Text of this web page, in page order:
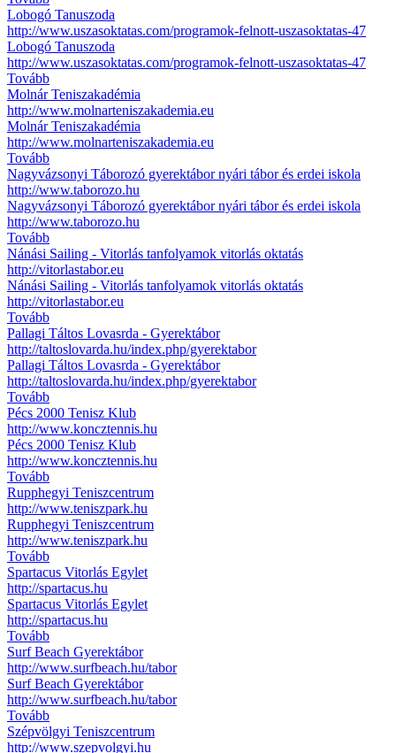
Lobogó Tanuszoda
http://www.uszasoktatas.com/programok-felnott-uszasoktatas-47
Lobogó Tanuszoda
http://www.uszasoktatas.com/programok-felnott-uszasoktatas-47
Tovább
Molnár Teniszakadémia
http://www.molnarteniszakademia.eu
Molnár Teniszakadémia
http://www.molnarteniszakademia.eu
Tovább
Nagyvázsonyi Táborozó gyerektábor nyári tábor és erdei iskola
http://www.taborozo.hu
Nagyvázsonyi Táborozó gyerektábor nyári tábor és erdei iskola
http://www.taborozo.hu
Tovább
Nánási Sailing - Vitorlás tanfolyamok vitorlás oktatás
http://vitorlastabor.eu
Nánási Sailing - Vitorlás tanfolyamok vitorlás oktatás
http://vitorlastabor.eu
Tovább
Pallagi Táltos Lovasrda - Gyerektábor
http://taltoslovarda.hu/index.php/gyerektabor
Pallagi Táltos Lovasrda - Gyerektábor
http://taltoslovarda.hu/index.php/gyerektabor
Tovább
Pécs 2000 Tenisz Klub
http://www.koncztennis.hu
Pécs 2000 Tenisz Klub
http://www.koncztennis.hu
Tovább
Rupphegyi Teniszcentrum
http://www.teniszpark.hu
Rupphegyi Teniszcentrum
http://www.teniszpark.hu
Tovább
Spartacus Vitorlás Egylet
http://spartacus.hu
Spartacus Vitorlás Egylet
http://spartacus.hu
Tovább
Surf Beach Gyerektábor
http://www.surfbeach.hu/tabor
Surf Beach Gyerektábor
http://www.surfbeach.hu/tabor
Tovább
Szépvölgyi Teniszcentrum
http://www.szepvolgyi.hu